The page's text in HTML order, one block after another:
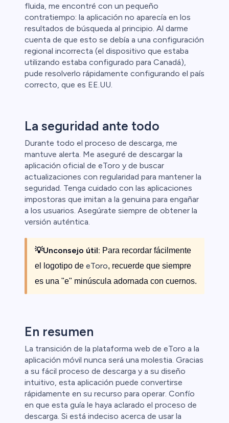
fluida, me encontré con un pequeño
contratiempo: la aplicación no aparecía en los
resultados de búsqueda al principio. Al darme
cuenta de que esto se debía a una configuración
regional incorrecta (el dispositivo que estaba
utilizando estaba configurado para Canadá),
pude resolverlo rápidamente configurando el país
correcto, que es EE.UU.
La seguridad ante todo
Durante todo el proceso de descarga, me
mantuve alerta. Me aseguré de descargar la
aplicación oficial de eToro y de buscar
actualizaciones con regularidad para mantener la
seguridad. Tenga cuidado con las aplicaciones
impostoras que imitan a la genuina para engañar
a los usuarios. Asegúrate siempre de obtener la
versión auténtica.
💡Unconsejo útil: Para recordar fácilmente
el logotipo de eToro, recuerde que siempre
es una "e" minúscula adornada con cuernos.
En resumen
La transición de la plataforma web de eToro a la
aplicación móvil nunca será una molestia. Gracias
a su fácil proceso de descarga y a su diseño
intuitivo, esta aplicación puede convertirse
rápidamente en su recurso para operar. Confío
en que esta guía le haya aclarado el proceso de
descarga. Si está indeciso acerca de usar la